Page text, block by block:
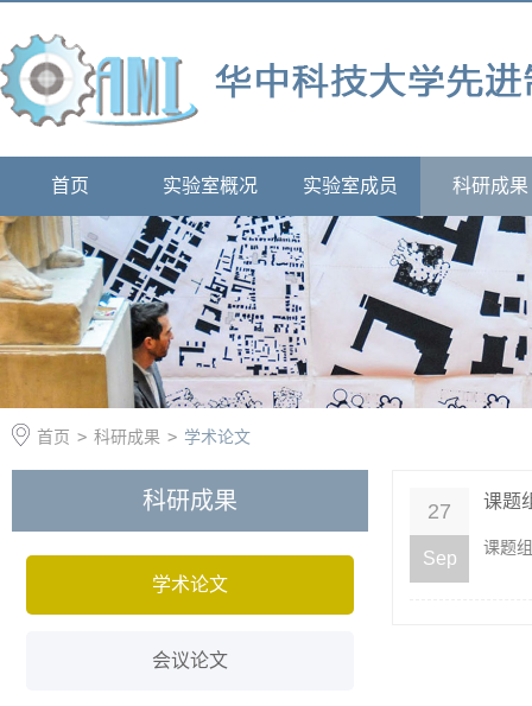
首页 实验室概况 实验室成员 科研成果
首页 > 科研成果 > 学术论文
科研成果
学术论文
会议论文
27
Sep
课题
课题